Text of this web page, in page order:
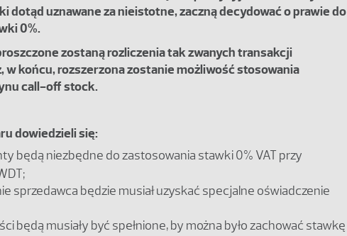
dotąd uznawane za nieistotne, zaczną decydować o prawie do
0%.
zostaną rozliczenia tak zwanych transakcji
w końcu, rozszerzona zostanie możliwość stosowania
call-off stock.
dowiedzieli się:
będą niezbędne do zastosowania stawki 0% VAT przy
sprzedawca będzie musiał uzyskać specjalne oświadczenie
będą musiały być spełnione, by można było zachować stawkę